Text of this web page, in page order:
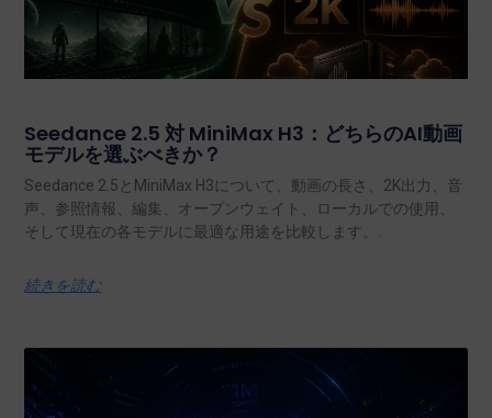
Seedance 2.5 対 MiniMax H3：どちらのAI動画
モデルを選ぶべきか？
Seedance 2.5とMiniMax H3について、動画の長さ、2K出力、音
声、参照情報、編集、オープンウェイト、ローカルでの使用、
そして現在の各モデルに最適な用途を比較します。.
続きを読む